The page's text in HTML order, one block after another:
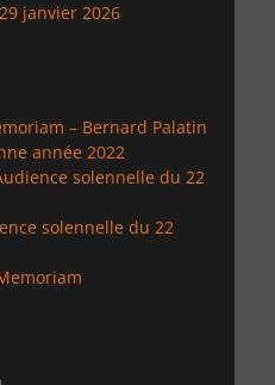
janvier 2026
– Bernard Palatin
année 2022
solennelle du 22
solennelle du 22